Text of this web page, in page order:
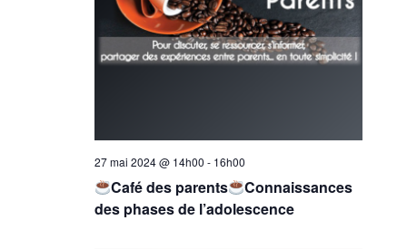
27 mai 2024 @ 14h00 - 16h00
Café des parents
Connaissances
des phases de l’adolescence